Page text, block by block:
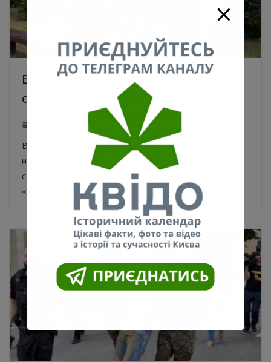
В Киеве появилась лавка из мха,
очищающая воздух. Видео
Все желающие могут посидеть на этой скамейке и
насладиться свежим воздухом возле нее. Об этом
сообщили в программе
«Киев. NewsRoom» телеканала «Киев».